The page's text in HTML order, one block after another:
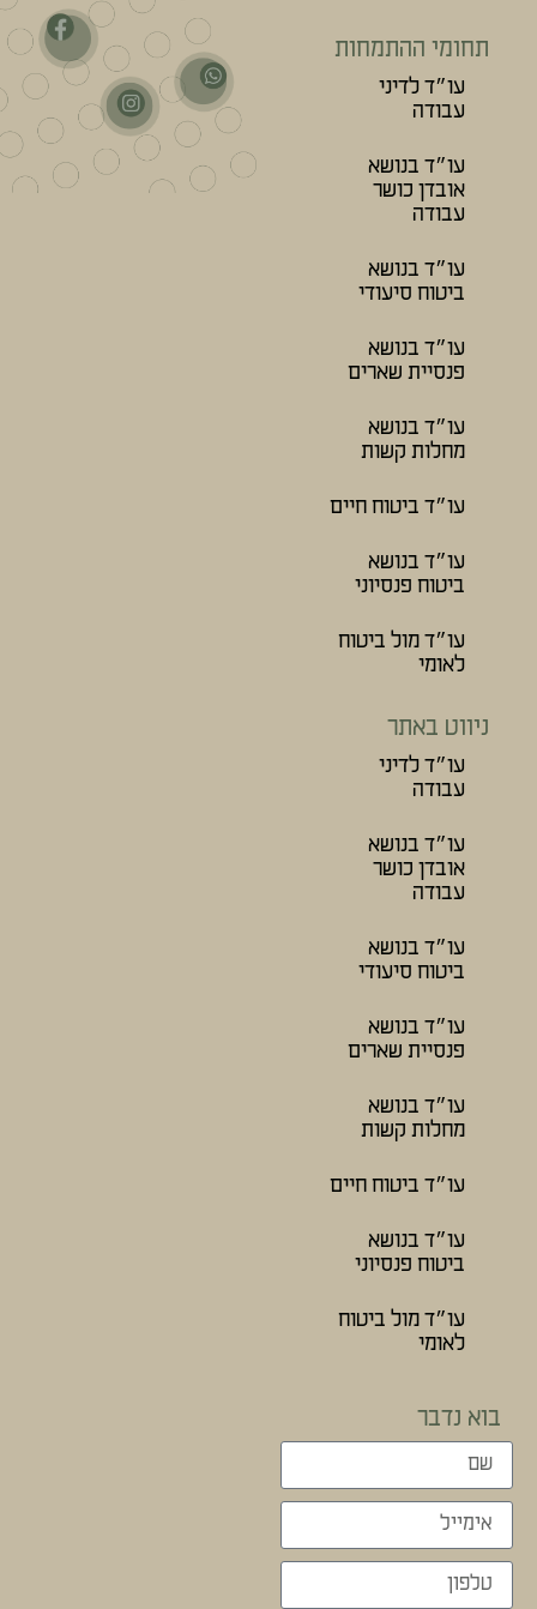
תחומי ההתמחות
עו״ד לדיני
עבודה
עו״ד בנושא
אובדן כושר
עבודה
עו״ד בנושא
ביטוח סיעודי
עו״ד בנושא
פנסיית שארים
עו״ד בנושא
מחלות קשות
עו״ד ביטוח חיים
עו״ד בנושא
ביטוח פנסיוני
עו״ד מול ביטוח
לאומי
ניווט באתר
עו״ד לדיני
עבודה
עו״ד בנושא
אובדן כושר
עבודה
עו״ד בנושא
ביטוח סיעודי
עו״ד בנושא
פנסיית שארים
עו״ד בנושא
מחלות קשות
עו״ד ביטוח חיים
עו״ד בנושא
ביטוח פנסיוני
עו״ד מול ביטוח
לאומי
בוא נדבר